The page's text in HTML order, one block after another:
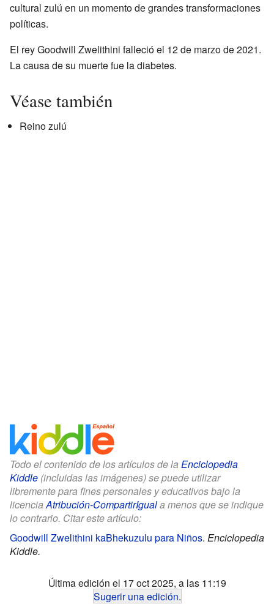
cultural zulú en un momento de grandes transformaciones
políticas.
El rey Goodwill Zwelithini falleció el 12 de marzo de 2021.
La causa de su muerte fue la diabetes.
Véase también
Reino zulú
Todo el contenido de los artículos de la Enciclopedia
Kiddle (incluidas las imágenes) se puede utilizar
libremente para fines personales y educativos bajo la
licenciaAtribución-CompartirIguala menos que se indique
lo contrario. Citar este artículo:
Goodwill Zwelithini kaBhekuzulu para Niños. Enciclopedia
Kiddle.
Última edición el 17 oct 2025, a las 11:19
Sugerir una edición.